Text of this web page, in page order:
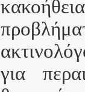
για